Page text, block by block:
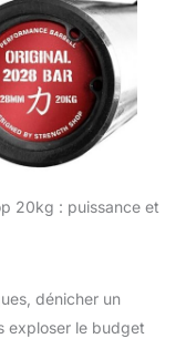
20kg : puissance et
dénicher un
exploser le budget